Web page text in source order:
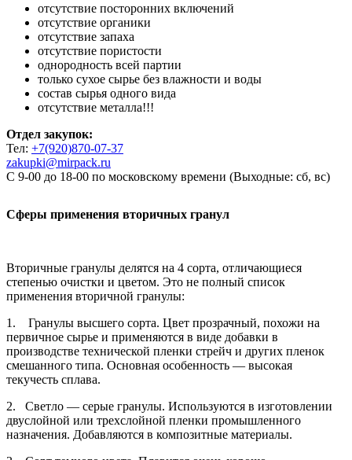
отсутствие посторонних включений
отсутствие органики
отсутствие запаха
отсутствие пористости
однородность всей партии
только сухое сырье без влажности и воды
состав сырья одного вида
отсутствие металла!!!
Отдел закупок:
Тел: +7(920)870-07-37
zakupki@mirpack.ru
С 9-00 до 18-00 по московскому времени (Выходные: сб, вс)
Сферы применения вторичных гранул
Вторичные гранулы делятся на 4 сорта, отличающиеся
степенью очистки и цветом. Это не полный список
применения вторичной гранулы:
1. Гранулы высшего сорта. Цвет прозрачный, похожи на
первичное сырье и применяются в виде добавки в
производстве технической пленки стрейч и других пленок
смешанного типа. Основная особенность — высокая
текучесть сплава.
2. Светло — серые гранулы. Используются в изготовлении
двуслойной или трехслойной пленки промышленного
назначения. Добавляются в композитные материалы.